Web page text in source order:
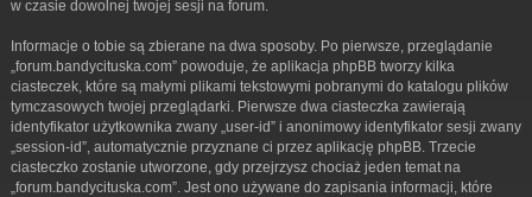
w czasie dowolnej twojej sesji na forum.
Informacje o tobie są zbierane na dwa sposoby. Po pierwsze, przeglądanie
„forum.bandycituska.com” powoduje, że aplikacja phpBB tworzy kilka
ciasteczek, które są małymi plikami tekstowymi pobranymi do katalogu plików
tymczasowych twojej przeglądarki. Pierwsze dwa ciasteczka zawierają
identyfikator użytkownika zwany „user-id” i anonimowy identyfikator sesji zwany
„session-id”, automatycznie przyznane ci przez aplikację phpBB. Trzecie
ciasteczko zostanie utworzone, gdy przejrzysz chociaż jeden temat na
„forum.bandycituska.com”. Jest ono używane do zapisania informacji, które